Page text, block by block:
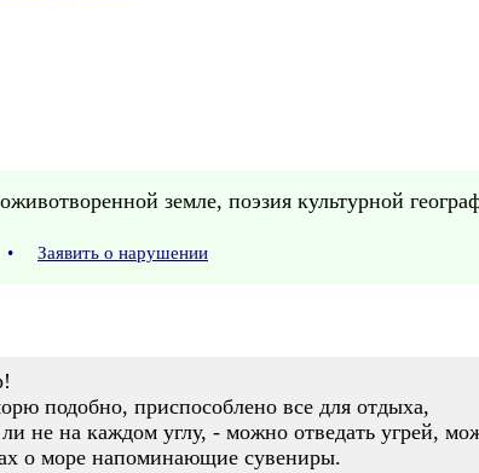
земле, поэзия культурной
• Заявить о нарушении
подобно, приспособлено все для отдыха,
не на каждом углу, - можно отведать угрей,
о море напоминающие сувениры.